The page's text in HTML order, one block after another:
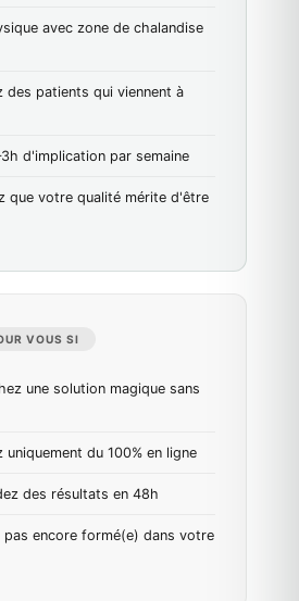
avec zone de chalandise
des patients qui viennent à
d'implication par semaine
que votre qualité mérite d'être
VOUS SI
une solution magique sans
uniquement du 100% en ligne
des résultats en 48h
pas encore formé(e) dans votre